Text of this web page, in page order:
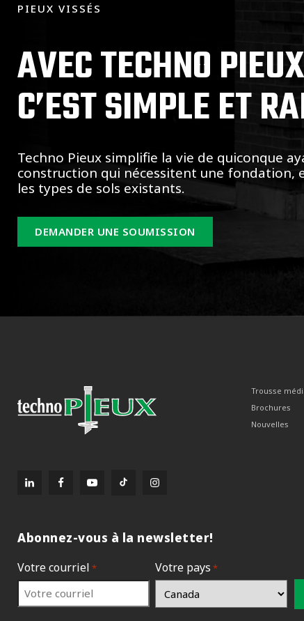
PIEUX VISSÉS
AVEC TECHNO
C’EST SIMPLE ET
Techno Pieux simplifie la vie de quiconque
construction qui nécessitent une fondation,
les types de sols existants.
DEMANDER UNE SOUMISSION
Trousse
Brochures
Nouvelles
Abonnez-vous à la newsletter!
Votre courriel * Votre pays *